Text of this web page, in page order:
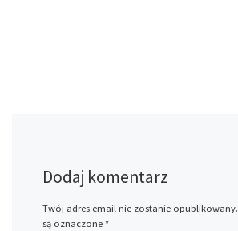
Dodaj komentarz
Twój adres email nie zostanie opublikowany.
są oznaczone *